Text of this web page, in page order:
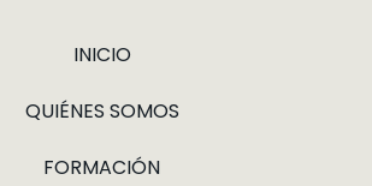
INICIO
QUIÉNES SOMOS
FORMACIÓN